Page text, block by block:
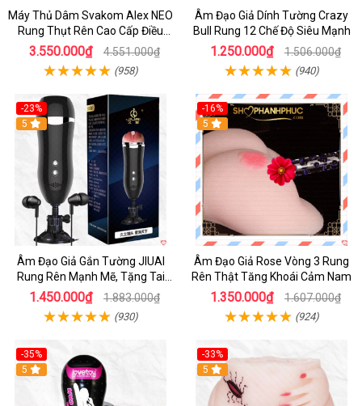
Máy Thủ Dâm Svakom Alex NEO
Rung Thụt Rên Cao Cấp Điều
Khiển App
3.550.000₫ 4.551.000₫
(958)
Âm Đạo Giả Dính Tường Crazy
Bull Rung 12 Chế Độ Siêu Mạnh
1.250.000₫ 1.506.000₫
(940)
-23%
5
Âm Đạo Giả Gắn Tường JIUAI
Rung Rên Mạnh Mẽ, Tặng Tai
Nghe
1.450.000₫ 1.883.000₫
(930)
-16%
5
Âm Đạo Giả Rose Vòng 3 Rung
Rên Thật Tăng Khoái Cảm Nam
1.350.000₫ 1.607.000₫
(924)
-35%
5
-33%
5